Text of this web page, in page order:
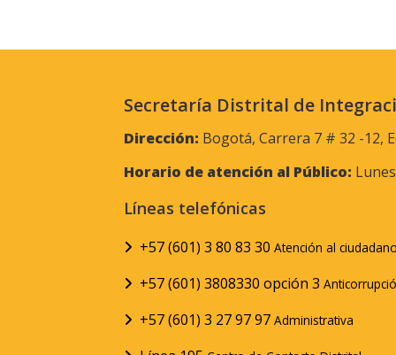
Secretaría Distrital de
Dirección: Bogotá, Carrera 7 # 32 -12,
Horario de atención al Público:
Líneas telefónicas
+57 (601) 3 80 83 30 Atención al
+57 (601) 3808330 opción 3
+57 (601) 3 27 97 97 Administrativa